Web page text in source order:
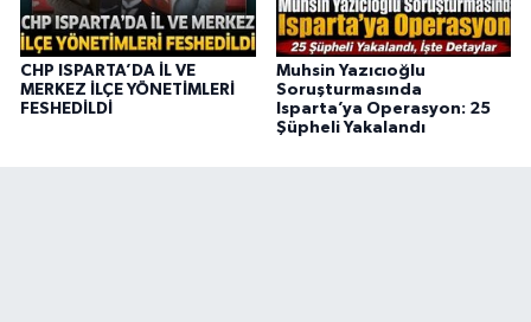
CHP ISPARTA’DA İL VE
MERKEZ İLÇE YÖNETİMLERİ
FESHEDİLDİ
Muhsin Yazıcıoğlu
Soruşturmasında
Isparta’ya Operasyon: 25
Şüpheli Yakalandı